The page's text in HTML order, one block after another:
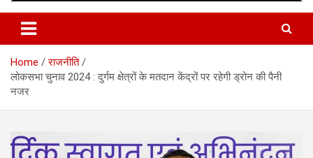
Raj Satta News
Home
राजनीति
लोकसभा चुनाव 2024 : दुर्गम क्षेत्रों के मतदान केंद्रों पर रहेगी ड्रोन की पैनी
नजर